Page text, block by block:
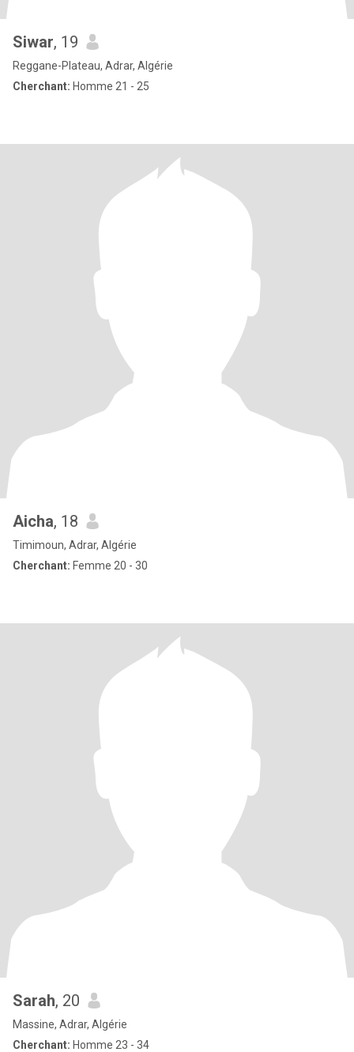
Siwar, 19
Reggane-Plateau, Adrar, Algérie
Cherchant: Homme 21 - 25
Aicha, 18
Timimoun, Adrar, Algérie
Cherchant: Femme 20 - 30
Sarah, 20
Massine, Adrar, Algérie
Cherchant: Homme 23 - 34